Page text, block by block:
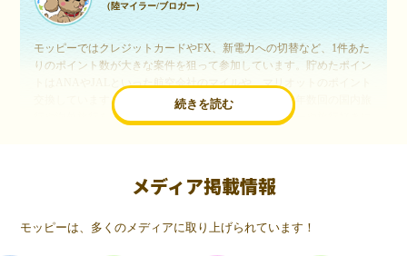
続きを読む
（陸マイラー/ブロガー）
モッピーではクレジットカードやFX、新電力への切替など、1件あた
りのポイント数が大きな案件を狙って参加しています。貯めたポイン
交換しています。このようにすることで、ほぼ無料で年数回の国内旅
行や海外旅行を実現しています。モッピーは陸マイラーや旅行好きに
いつものネットショッピングが、モッピーでお得
（20代・女性）
メディア掲載情報
モッピーは、多くのメディアに取り上げられています！